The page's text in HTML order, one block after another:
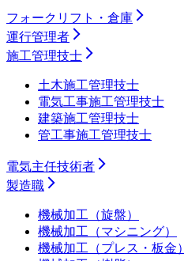
フォークリフト・倉庫
運行管理者
施工管理技士
土木施工管理技士
電気工事施工管理技士
建築施工管理技士
管工事施工管理技士
電気主任技術者
製造職
機械加工（旋盤）
機械加工（マシニング）
機械加工（プレス・板金）